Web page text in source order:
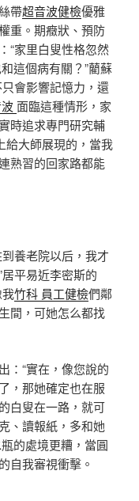
帶超音波健檢優雅
重。期癥狀、預防
“家里白叟性格忽然
這個病有關？”藺蘇
會影響記憶力，還
面臨這種情形，家
時追求專門研究輔
給大師展現的，當我
熟習的回家路都能
養老院以后，我才
平易近李密斯的
竹科 員工健檢們鄰
間，可她怎么都找
：“實在，像您說的
，那她確定也在服
白叟在一路，就可
、讀報紙，多和她
的處境更糟，當圓
自我審視衝擊。